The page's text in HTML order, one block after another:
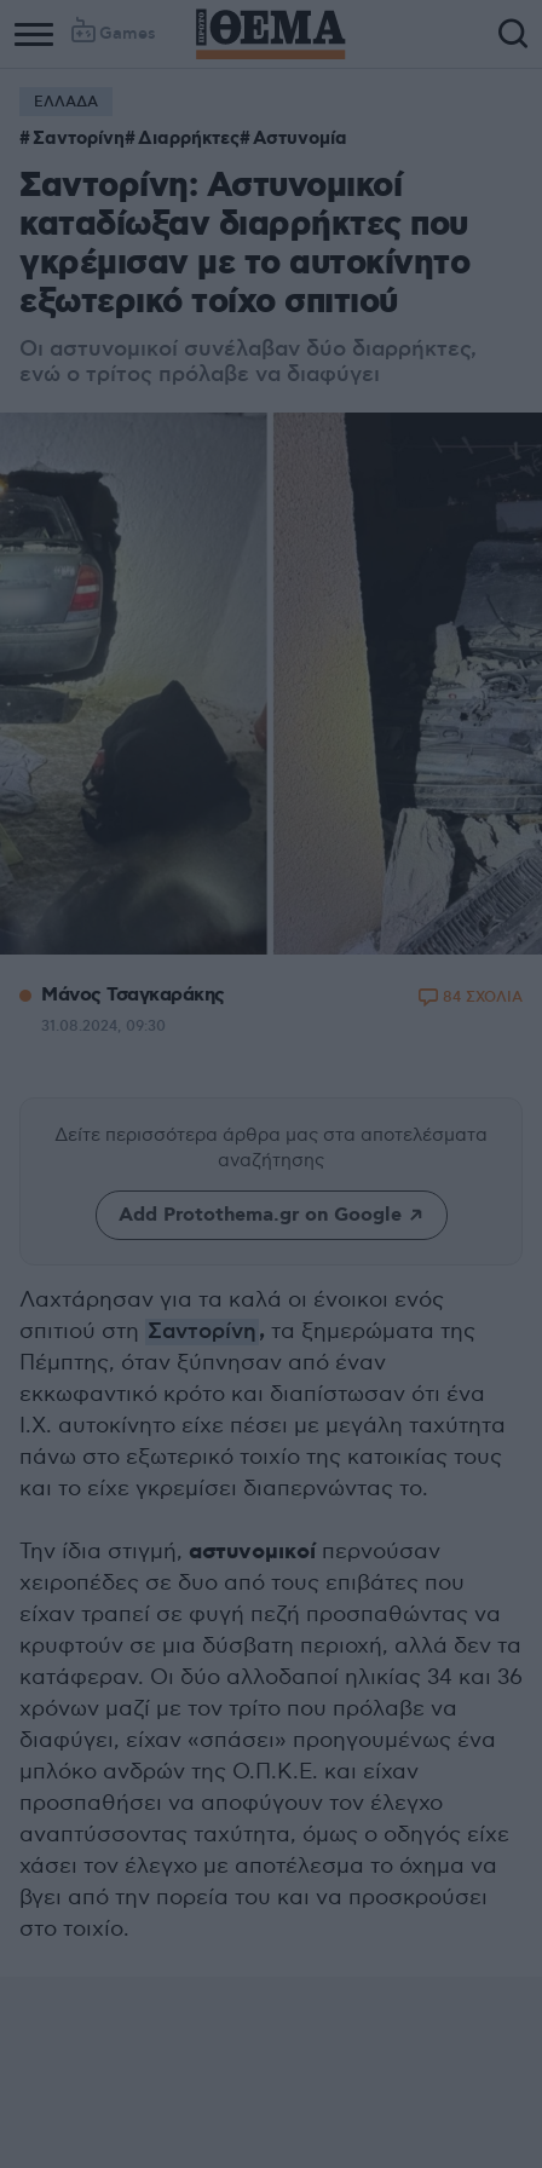
Games
ΕΛΛΑΔΑ
Σαντορίνη Διαρρήκτες Αστυνομία
Σαντορίνη: Αστυνομικοί
καταδίωξαν διαρρήκτες που
γκρέμισαν με το αυτοκίνητο
εξωτερικό τοίχο σπιτιού
Οι αστυνομικοί συνέλαβαν δύο διαρρήκτες,
ενώ ο τρίτος πρόλαβε να διαφύγει
Μάνος Τσαγκαράκης
31.08.2024, 09:30
84 ΣΧΟΛΙΑ
Δείτε περισσότερα άρθρα μας στα αποτελέσματα
αναζήτησης
Add Protothema.gr on Google
Λαχτάρησαν για τα καλά οι ένοικοι ενός
σπιτιού στη Σαντορίνη, τα ξημερώματα της
Πέμπτης, όταν ξύπνησαν από έναν
εκκωφαντικό κρότο και διαπίστωσαν ότι ένα
Ι.Χ. αυτοκίνητο είχε πέσει με μεγάλη ταχύτητα
πάνω στο εξωτερικό τοιχίο της κατοικίας τους
και το είχε γκρεμίσει διαπερνώντας το.
Την ίδια στιγμή, αστυνομικοίπερνούσαν
χειροπέδες σε δυο από τους επιβάτες που
είχαν τραπεί σε φυγή πεζή προσπαθώντας να
κρυφτούν σε μια δύσβατη περιοχή, αλλά δεν τα
κατάφεραν. Οι δύο αλλοδαποί ηλικίας 34 και 36
χρόνων μαζί με τον τρίτο που πρόλαβε να
διαφύγει, είχαν «σπάσει» προηγουμένως ένα
μπλόκο ανδρών της Ο.Π.Κ.Ε. και είχαν
προσπαθήσει να αποφύγουν τον έλεγχο
αναπτύσσοντας ταχύτητα, όμως ο οδηγός είχε
χάσει τον έλεγχο με αποτέλεσμα το όχημα να
βγει από την πορεία του και να προσκρούσει
στο τοιχίο.